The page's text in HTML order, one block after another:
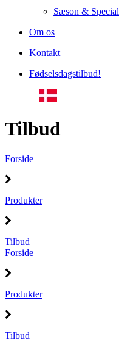
Sæson & Special
Om os
Kontakt
Fødselsdagstilbud!
Tilbud
Forside
Produkter
Tilbud
Forside
Produkter
Tilbud